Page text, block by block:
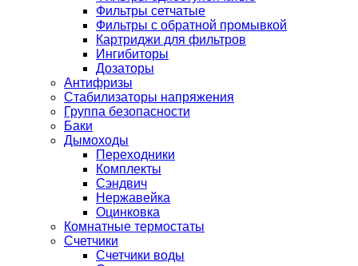
Фильтры сетчатые
Фильтры с обратной промывкой
Картриджи для фильтров
Ингибиторы
Дозаторы
Антифризы
Стабилизаторы напряжения
Группа безопасности
Баки
Дымоходы
Переходники
Комплекты
Сэндвич
Нержавейка
Оцинковка
Комнатные термостаты
Счетчики
Счетчики воды